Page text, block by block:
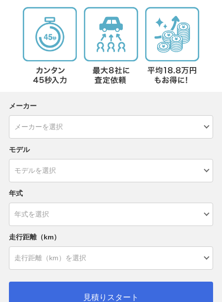
メーカー
モデル
年式
走行距離（km）
見積りスタート